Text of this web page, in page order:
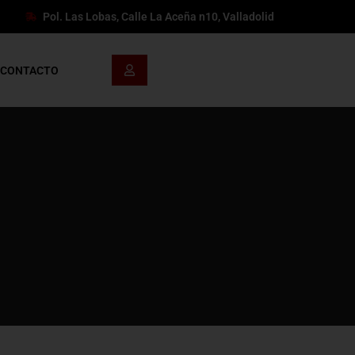
Pol. Las Lobas, Calle La Aceña n10, Valladolid
CONTACTO